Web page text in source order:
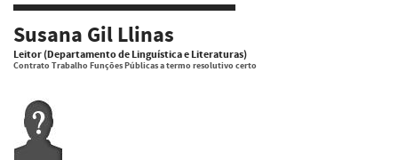
Susana Gil Llinas
Leitor (Departamento de Linguística e Literaturas)
Contrato Trabalho Funções Públicas a termo resolutivo certo